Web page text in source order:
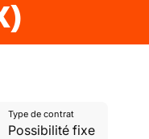
Type de contrat
Possibilité fixe